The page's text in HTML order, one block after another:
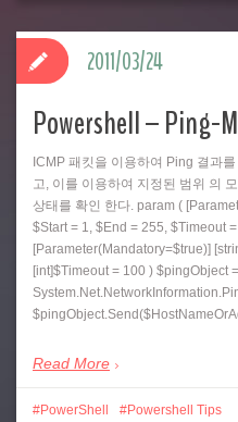
Powershell – Ping-
ICMP 패킷을 이용하여 Ping 결과
고, 이를 이용하여 지정된 범위 의
상태를 확인 한다. param (
$Start = 1, $End = 255, $Timeout
[Parameter(Mandatory=$true)]
[int]$Timeout = 100 ) $pingObject
Read More
2011/03/24
PowerShell
Powershell Tips